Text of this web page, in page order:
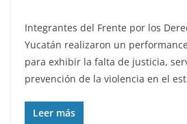
Integrantes del Frente por los
Yucatán realizaron un
para exhibir la falta de justicia,
prevención de la violencia en el
Leer más